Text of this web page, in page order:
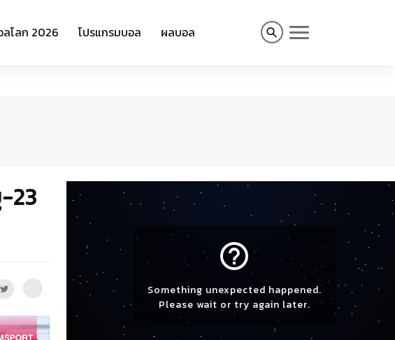
โลก 2026 โปรแกรมบอล ผลบอล
23
help_outline
Something unexpected happened.
Please wait or try again later.